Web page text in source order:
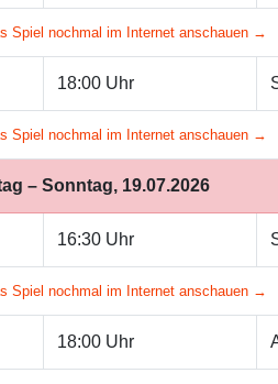
Spiel nochmal im Internet anschauen →
18:00 Uhr
Spiel nochmal im Internet anschauen →
– Sonntag, 19.07.2026
16:30 Uhr
Spiel nochmal im Internet anschauen →
18:00 Uhr